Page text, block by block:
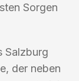
Sorgen
Salzburg
der neben